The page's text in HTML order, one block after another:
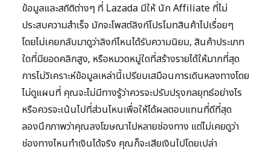
ข้อมูลและสถิติต่างๆ ที่ Lazada มีให้ นัก Affiliate ที่ไม่
ประสบความสำเร็จ มักจะโพสต์ลิงก์โปรโมทสินค้าไปเรื่อยๆ
โดยไม่เคยกลับมาดูว่าลิงก์ไหนได้รับความนิยม, สินค้าประเภท
ใดที่มียอดคลิกสูง, หรือหมวดหมู่ใดที่สร้างรายได้ให้มากที่สุด
การไม่วิเคราะห์ข้อมูลเหล่านี้เปรียบเสมือนการเดินหลงทางโดย
ไม่ดูแผนที่ คุณจะไม่มีทางรู้ว่าควรจะปรับปรุงกลยุทธ์อย่างไร
หรือควรจะเน้นไปที่ส่วนไหนเพื่อให้ได้ผลตอบแทนที่ดีที่สุด
ลองนึกภาพว่าคุณลงโฆษณาไปหลายช่องทาง แต่ไม่เคยดูว่า
ช่องทางไหนทำเงินได้จริง คุณก็จะเสียเงินไปโดยเปล่า